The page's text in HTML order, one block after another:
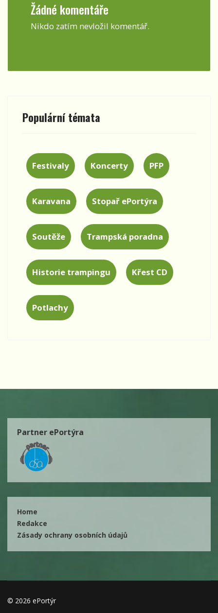
Žádné komentáře
Nikdo zatím nevložil komentář.
Populární témata
Festivaly Koncerty PFP
Karavana Stopař ePortýra
Soutěže Trampská poradna
Historie trampingu Křest CD
Potlachy
Partner ePortýra
Home
Redakce
Zásady ochrany osobních údajů
© 2026 ePortýr